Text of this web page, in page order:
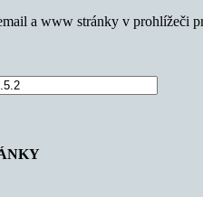
a www stránky v prohlížeči